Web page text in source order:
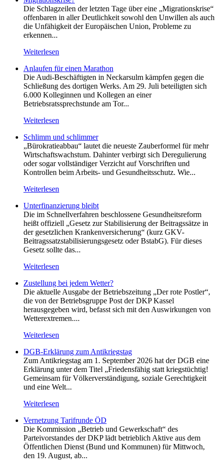
Die Schlagzeilen der letzten Tage über eine „Migrationskrise“
offenbaren in aller Deutlichkeit sowohl den Unwillen als auch
die Unfähigkeit der Europäischen Union, Probleme zu
erkennen...
Weiterlesen
Anlaufen für einen Marathon
Die Audi-Beschäftigten in Neckarsulm kämpfen gegen die
Schließung des dortigen Werks. Am 29. Juli beteiligten sich
6.000 Kolleginnen und Kollegen an einer
Betriebsratssprechstunde am Tor...
Weiterlesen
Schlimm und schlimmer
„Bürokratieabbau“ lautet die neueste Zauberformel für mehr
Wirtschaftswachstum. Dahinter verbirgt sich Deregulierung
oder sogar vollständiger Verzicht auf Vorschriften und
Kontrollen beim Arbeits- und Gesundheitsschutz. Wie...
Weiterlesen
Unterfinanzierung bleibt
Die im Schnellverfahren beschlossene Gesundheitsreform
heißt offiziell „Gesetz zur Stabilisierung der Beitragssätze in
der gesetzlichen Krankenversicherung“ (kurz GKV-
Beitragssatzstabilisierungsgesetz oder BstabG). Für dieses
Gesetz sollte das...
Weiterlesen
Zustellung bei jedem Wetter?
Die aktuelle Ausgabe der Betriebszeitung „Der rote Postler“,
die von der Betriebsgruppe Post der DKP Kassel
herausgegeben wird, befasst sich mit den Auswirkungen von
Wetterextremen....
Weiterlesen
DGB-Erklärung zum Antikriegstag
Zum Antikriegstag am 1. September 2026 hat der DGB eine
Erklärung unter dem Titel „Friedensfähig statt kriegstüchtig!
Gemeinsam für Völkerverständigung, soziale Gerechtigkeit
und eine Welt...
Weiterlesen
Vernetzung Tarifrunde ÖD
Die Kommission „Betrieb und Gewerkschaft“ des
Parteivorstandes der DKP lädt betrieblich Aktive aus dem
Öffentlichen Dienst (Bund und Kommunen) für Mittwoch,
den 19. August, ab...